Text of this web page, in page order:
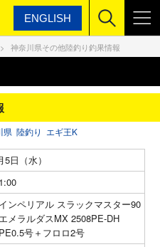
ENGLISH
神奈川県その他陸釣り釣果情報
県 陸釣り エギ王K
5日（水）
ンペリアル スラックマスター90
メラルダスMX 2508PE-DH
号＋フロロ2号